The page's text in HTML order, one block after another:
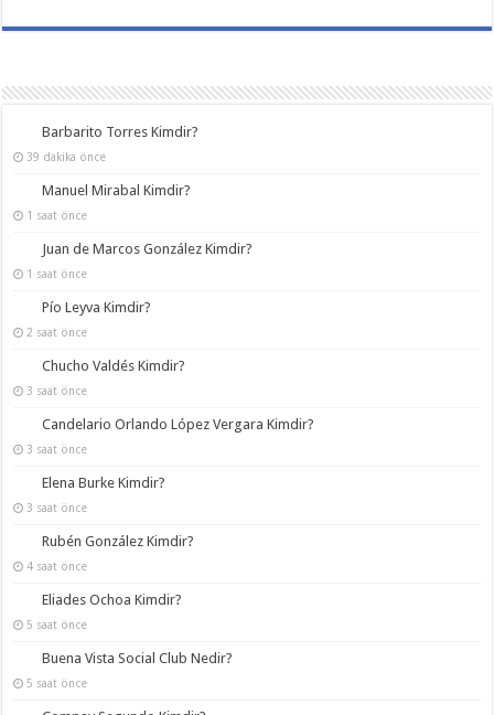
Barbarito Torres Kimdir?
39 dakika önce
Manuel Mirabal Kimdir?
1 saat önce
Juan de Marcos González Kimdir?
1 saat önce
Pío Leyva Kimdir?
2 saat önce
Chucho Valdés Kimdir?
3 saat önce
Candelario Orlando López Vergara Kimdir?
3 saat önce
Elena Burke Kimdir?
3 saat önce
Rubén González Kimdir?
4 saat önce
Eliades Ochoa Kimdir?
5 saat önce
Buena Vista Social Club Nedir?
5 saat önce